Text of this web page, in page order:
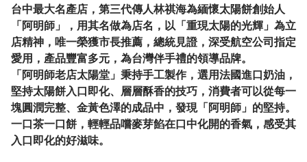
台中最大名產店，第三代傳人林祺海為緬懷太陽餅創始人
「阿明師」，用其名做為店名，以「重現太陽的光輝」為立
店精神，唯一榮獲市長推薦，總統見證，深受航空公司指定
愛用，產品豐富多元，為台灣伴手禮的領導品牌。
「阿明師老店太陽堂」秉持手工製作，選用法國進口奶油，
堅持太陽餅入口即化、層層酥香的技巧，消費者可以從每一
塊圓潤完整、金黃色澤的成品中，發現「阿明師」的堅持。
一口茶一口餅，輕輕品嚐麥芽餡在口中化開的香氣，感受其
入口即化的好滋味。